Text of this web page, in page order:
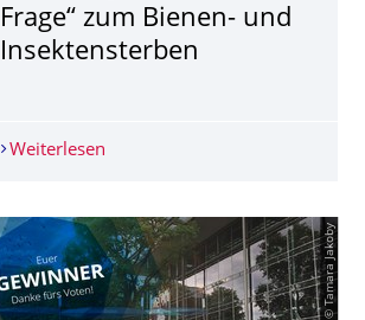
Frage“ zum Bienen- und
Insektensterben
Weiterlesen Erste Folge der „Guten Frage“
© Tamara Jakoby